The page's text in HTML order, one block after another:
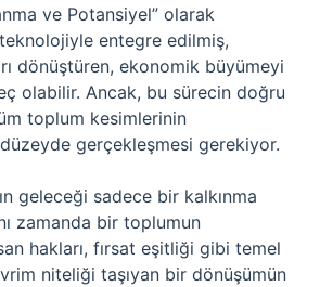
ve Potansiyel” olarak
entegre edilmiş,
dönüştüren, ekonomik büyümeyi
olabilir. Ancak, bu sürecin doğru
toplum kesimlerinin
gerçekleşmesi gerekiyor.
geleceği sadece bir kalkınma
zamanda bir toplumun
hakları, fırsat eşitliği gibi temel
niteliği taşıyan bir dönüşümün